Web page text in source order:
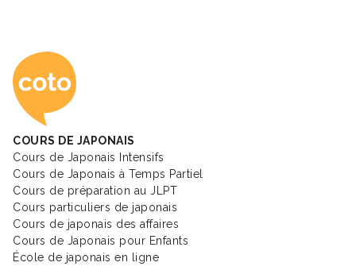
Coto Academy -
COURS DE JAPONAIS
Cours de Japonais Intensifs
Cours de Japonais à Temps Partiel
Cours de préparation au JLPT
Cours particuliers de japonais
Cours de japonais des affaires
Cours de Japonais pour Enfants
École de japonais en ligne